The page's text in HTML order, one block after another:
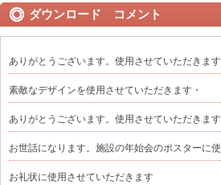
ダウンロード コメント
ありがとうございます。使用させていただきます
素敵なデザインを使用させていただきます・
ありがとうございます。使用させていただきます
お世話になります。施設の年始会のポスターに使
お礼状に使用させていただきます